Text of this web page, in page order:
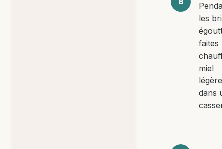
les
faites
miel
dans